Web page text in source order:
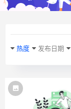
热度 发布日期